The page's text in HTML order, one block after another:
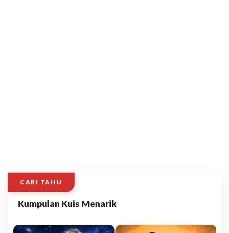
CARI TAHU
Kumpulan Kuis Menarik